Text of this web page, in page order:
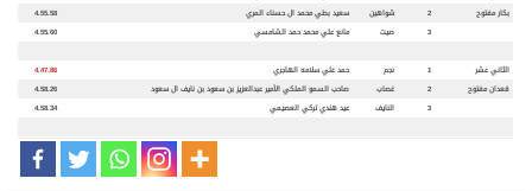
بكار مفتوح
2 شواهين سعيد بطي محمد ال حسناء المري
4.55.58
3
صيت مانع علي محمد حمد الشامسي 4.55.60
الثاني عشر 1 نجم حمد علي سلامه الهاجري
4.47.86
قعدان مفتوح
2 غصاب صاحب السمو الملكي الأمير عبدالعزيز بن سعود بن نايف ال سعود
4.58.26
3
النايف عيد هندي تركي العصيمي 4.58.34